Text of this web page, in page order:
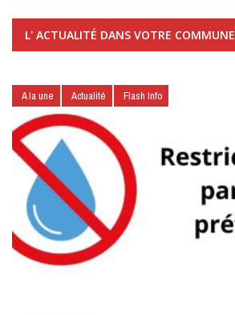
L' ACTUALITÉ DANS VOTRE COMMUNE
A la une Actualité Flash Info